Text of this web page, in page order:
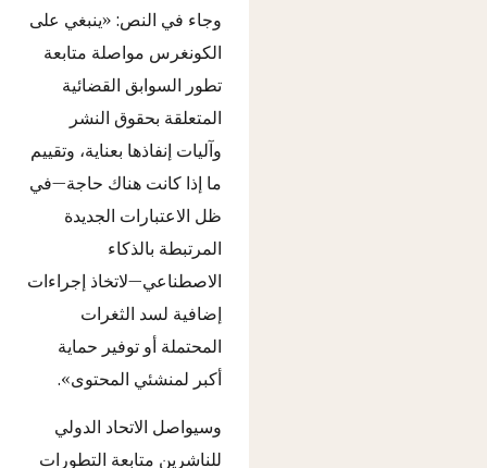
وجاء في النص: «ينبغي على
الكونغرس مواصلة متابعة
تطور السوابق القضائية
المتعلقة بحقوق النشر
وآليات إنفاذها بعناية، وتقييم
ما إذا كانت هناك حاجة—في
ظل الاعتبارات الجديدة
المرتبطة بالذكاء
الاصطناعي—لاتخاذ إجراءات
إضافية لسد الثغرات
المحتملة أو توفير حماية
أكبر لمنشئي المحتوى».
وسيواصل الاتحاد الدولي
للناشرين متابعة التطورات